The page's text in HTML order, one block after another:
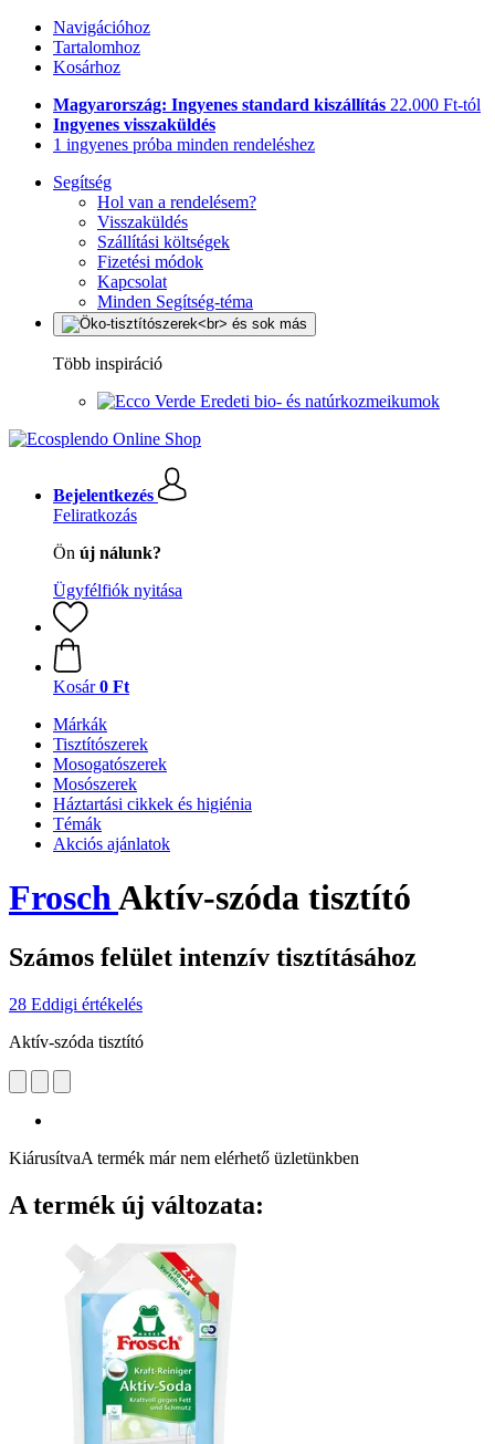
Navigációhoz
Tartalomhoz
Kosárhoz
Magyarország: Ingyenes standard kiszállítás 22.000 Ft-tól
Ingyenes visszaküldés
1 ingyenes próba minden rendeléshez
Segítség
Hol van a rendelésem?
Visszaküldés
Szállítási költségek
Fizetési módok
Kapcsolat
Minden Segítség-téma
Több inspiráció
Eredeti bio- és natúrkozmeikumok
Bejelentkezés
Feliratkozás
Ön új nálunk?
Ügyfélfiók nyitása
Kosár 0 Ft
Márkák
Tisztítószerek
Mosogatószerek
Mosószerek
Háztartási cikkek és higiénia
Témák
Akciós ajánlatok
FroschAktív-szóda tisztító
Számos felület intenzív tisztításához
28 Eddigi értékelés
Aktív-szóda tisztító
KiárusítvaA termék már nem elérhető üzletünkben
A termék új változata: